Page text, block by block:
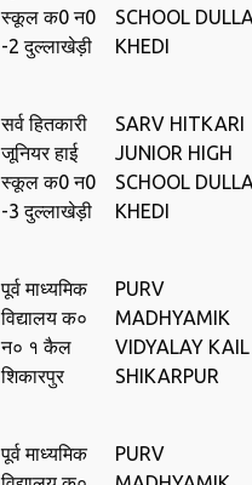
स्कूल क0 न0
-2 दुल्लाखेड़ी
SCHOOL
KHEDI
सर्व हितकारी
जूनियर हाई
स्कूल क0 न0
-3 दुल्लाखेड़ी
SARV HITKARI
JUNIOR HIGH
SCHOOL
KHEDI
पूर्व माध्यमिक
विद्यालय क०
न० १ कैल
शिकारपुर
PURV
MADHYAMIK
VIDYALAY KAIL
SHIKARPUR
पूर्व माध्यमिक
PURV